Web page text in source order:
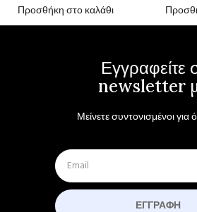
Προσθήκη στο καλάθι
Εγγραφείτε
newsletter
Μείνετε συντονισμένοι για
ΕΓΓΡΑΦΉ